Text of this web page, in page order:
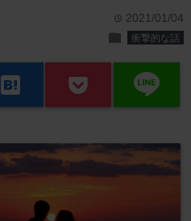
time 2021/01/04
folder 衝撃的な話
hatenabookmark line